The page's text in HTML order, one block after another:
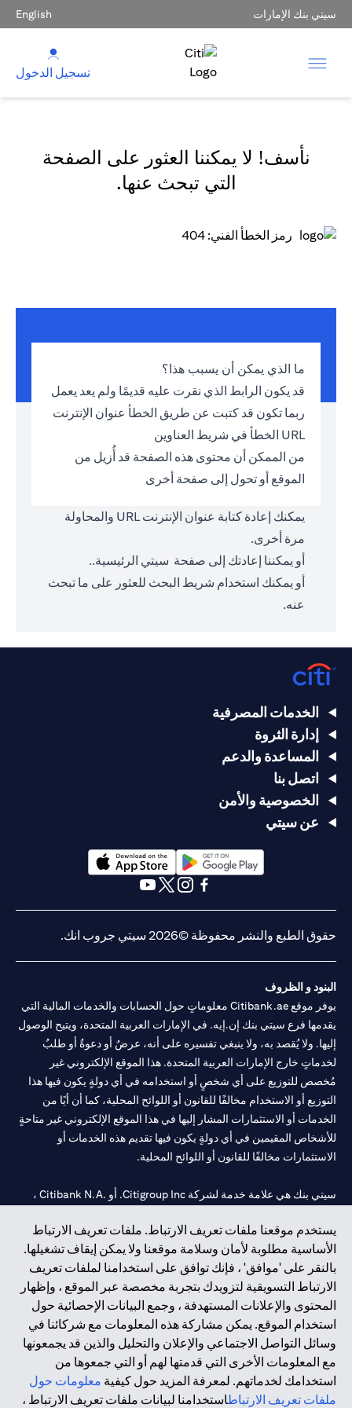
سيتي بنك الإمارات English
تسجيل الدخول
نأسف! لا يمكننا العثور على الصفحة
التي تبحث عنها.
رمز الخطأ الفني: 404
ما الذي يمكن أن يسبب هذا؟
قد يكون الرابط الذي نقرت عليه قديمًا ولم يعد يعمل
ربما تكون قد كتبت عن طريق الخطأ عنوان الإنترنت
URL الخطأ في شريط العناوين
من الممكن أن محتوى هذه الصفحة قد أُزيل من
الموقع أو تحول إلى صفحة أخرى
يمكنك إعادة كتابة عنوان الإنترنت URL والمحاولة
مرة أخرى.
أو يمكننا إعادتك إلى صفحة سيتي الرئيسية..
أو يمكنك استخدام شريط البحث للعثور على ما تبحث
عنه.
يستخدم موقعنا ملفات تعريف الارتباط. ملفات تعريف الارتباط
الأساسية مطلوبة لأمان وسلامة موقعنا ولا يمكن إيقاف تشغيلها.
بالنقر على 'موافق' ، فإنك توافق على استخدامنا لملفات تعريف
الارتباط التسويقية لتزويدك بتجربة مخصصة عبر الموقع ، وإظهار
المحتوى والإعلانات المستهدفة ، وجمع البيانات الإحصائية حول
استخدام الموقع. يمكن مشاركة هذه المعلومات مع شركائنا في
وسائل التواصل الاجتماعي والإعلان والتحليل والذين قد يجمعونها
مع المعلومات الأخرى التي قدمتها لهم أو التي جمعوها من
استخدامك لخدماتهم. لمعرفة المزيد حول كيفية معلومات حول
ملفات تعريف الارتباطاستخدامنا لبيانات ملفات تعريف الارتباط ،
الخدمات المصرفية
إدارة الثروة
المساعدة والدعم
اتصل بنا
الخصوصية والأمن
عن سيتي
(opens in a new tab)
حقوق الطبع والنشر محفوظة ©2026 سيتي جروب انك.
البنود و الظروف
يوفر موقع Citibank.ae معلوماتٍ حول الحسابات والخدمات المالية التي
يقدمها فرع سيتي بنك إن.إيه. في الإمارات العربية المتحدة، ويتيح الوصول
إليها. ولا يُقصد به، ولا ينبغي تفسيره على أنه، عرضٌ أو دعوةٌ أو طلبٌ
لخدماتٍ خارج الإمارات العربية المتحدة. هذا الموقع الإلكتروني غير
مُخصص للتوزيع على أي شخصٍ أو استخدامه في أي دولةٍ يكون فيها هذا
التوزيع أو الاستخدام مخالفًا للقانون أو اللوائح المحلية، كما أن أيًا من
الخدمات أو الاستثمارات المشار إليها في هذا الموقع الإلكتروني غير متاحةٍ
للأشخاص المقيمين في أي دولةٍ يكون فيها تقديم هذه الخدمات أو
الاستثمارات مخالفًا للقانون أو اللوائح المحلية.
سيتي بنك هي علامة خدمة لشركة Citigroup Inc. أو .Citibank N.A ،
سيتي بنك إن. إيه. الإمارات مسجل لدى مصرف الإمارات المركزي تحت
أرقام التراخيص 202563 لفرع الوصل في دبي، 531989 لفرع مول
الإمارات في دبي، وCN-1002019لفرع أبوظبي. هاتف: 4000 311 04.
فرع سيتي بنك إن إيه - الإمارات العربية المتحدة مرخص من مصرف
الإمارات العربية المتحدة المركزي كفرع لبنك أجنبي.
سيتي بنك إن إيه الإمارات العربية المتحدة مرخص من هيئة الأوراق المالية
والسلع في الإمارات العربية المتحدة ("SCA") للقيام بالنشاط المالي لـ أ)
الاستشارات المالية والتعريف والترويج بموجب ترخيص رقم
20200000097 ب) وسيط تداول في الأسواق الدولية بموجب ترخيص